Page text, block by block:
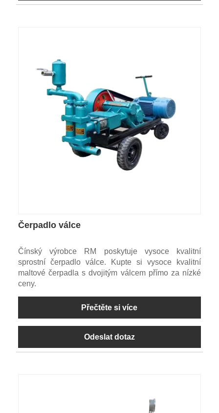
Čerpadlo válce
Čínský výrobce RM poskytuje vysoce kvalitní
sprostní čerpadlo válce. Kupte si vysoce kvalitní
maltové čerpadla s dvojitým válcem přímo za nízké
ceny.
Přečtěte si více
Odeslat dotaz